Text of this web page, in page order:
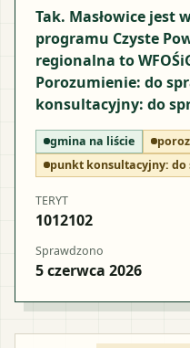
Tak. Masłowice jest
programu Czyste
regionalna to
Porozumienie: do
konsultacyjny: do
gmina na liście
punkt konsultacyjny: do
TERYT
1012102
Sprawdzono
5 czerwca 2026